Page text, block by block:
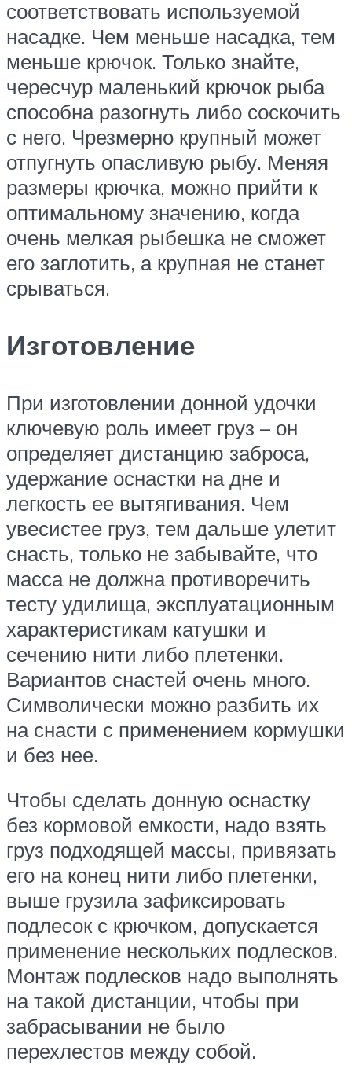
соответствовать используемой
насадке. Чем меньше насадка, тем
меньше крючок. Только знайте,
чересчур маленький крючок рыба
способна разогнуть либо соскочить
с него. Чрезмерно крупный может
отпугнуть опасливую рыбу. Меняя
размеры крючка, можно прийти к
оптимальному значению, когда
очень мелкая рыбешка не сможет
его заглотить, а крупная не станет
срываться.
Изготовление
При изготовлении донной удочки
ключевую роль имеет груз – он
определяет дистанцию заброса,
удержание оснастки на дне и
легкость ее вытягивания. Чем
увесистее груз, тем дальше улетит
снасть, только не забывайте, что
масса не должна противоречить
тесту удилища, эксплуатационным
характеристикам катушки и
сечению нити либо плетенки.
Вариантов снастей очень много.
Символически можно разбить их
на снасти с применением кормушки
и без нее.
Чтобы сделать донную оснастку
без кормовой емкости, надо взять
груз подходящей массы, привязать
его на конец нити либо плетенки,
выше грузила зафиксировать
подлесок с крючком, допускается
применение нескольких подлесков.
Монтаж подлесков надо выполнять
на такой дистанции, чтобы при
забрасывании не было
перехлестов между собой.